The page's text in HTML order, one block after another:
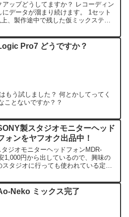
ップどうしてますか？ レコーディン
データが溜まり続けます。 1セット
、製作途中で残した仮ミックステイ
Pro7 どうですか？
もう試しました？ 何とかしてってく
ことないですか？？
製スタジオモニターヘッド
ォンをヤフオク出品中！
ジオモニターヘッドフォンMDR-
1,000円から出しているので、興味の
タジオに行っても使われている定番
Neko ミックス完了